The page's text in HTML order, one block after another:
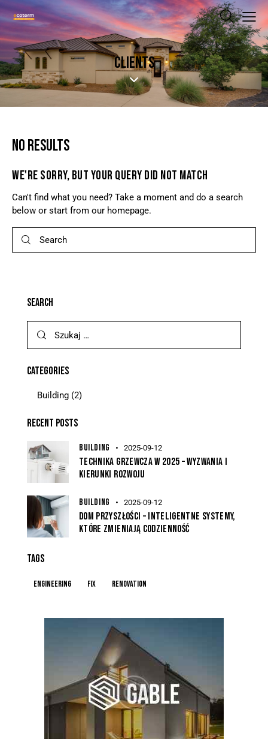
CLIENTS
NO RESULTS
WE'RE SORRY, BUT YOUR QUERY DID NOT MATCH
Can't find what you need? Take a moment and do a search
below or start from our homepage.
SEARCH
CATEGORIES
Building (2)
RECENT POSTS
BUILDING 2025-09-12
TECHNIKA GRZEWCZA W 2025 – WYZWANIA I
KIERUNKI ROZWOJU
BUILDING 2025-09-12
DOM PRZYSZŁOŚCI – INTELIGENTNE SYSTEMY,
KTÓRE ZMIENIAJĄ CODZIENNOŚĆ
TAGS
engineering fix renovation